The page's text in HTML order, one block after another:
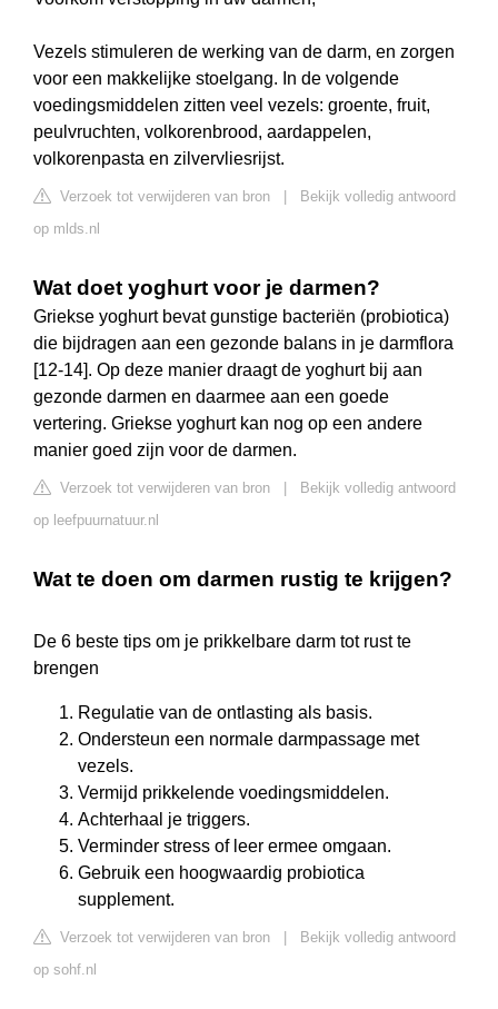
Vezels stimuleren de werking van de darm, en zorgen
voor een makkelijke stoelgang. In de volgende
voedingsmiddelen zitten veel vezels: groente, fruit,
peulvruchten, volkorenbrood, aardappelen,
volkorenpasta en zilvervliesrijst.
Verzoek tot verwijderen van bron
Bekijk volledig antwoord
op mlds.nl
Wat doet yoghurt voor je darmen?
Griekse yoghurt bevat gunstige bacteriën (probiotica)
die bijdragen aan een gezonde balans in je darmflora
[12-14]. Op deze manier draagt de yoghurt bij aan
gezonde darmen en daarmee aan een goede
vertering. Griekse yoghurt kan nog op een andere
manier goed zijn voor de darmen.
Verzoek tot verwijderen van bron
Bekijk volledig antwoord
op leefpuurnatuur.nl
Wat te doen om darmen rustig te krijgen?
De 6 beste tips om je prikkelbare darm tot rust te
brengen
Regulatie van de ontlasting als basis.
Ondersteun een normale darmpassage met
vezels.
Vermijd prikkelende voedingsmiddelen.
Achterhaal je triggers.
Verminder stress of leer ermee omgaan.
Gebruik een hoogwaardig probiotica
supplement.
Verzoek tot verwijderen van bron
Bekijk volledig antwoord
op sohf.nl